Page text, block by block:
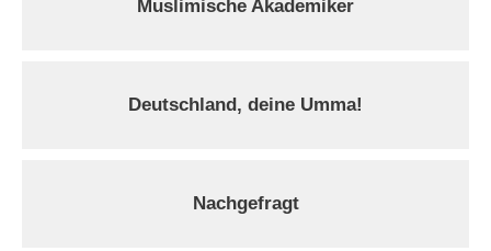
Muslimische Akademiker
Deutschland, deine Umma!
Nachgefragt